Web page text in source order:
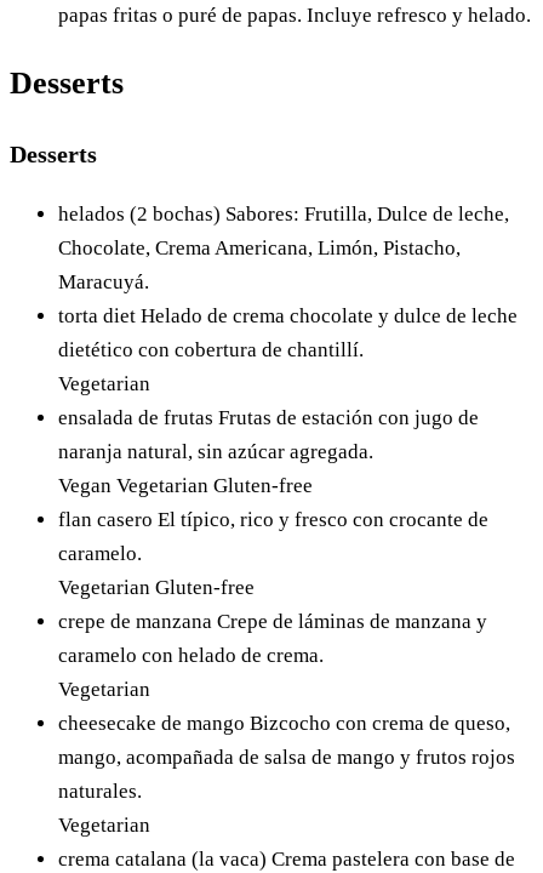
papas fritas o puré de papas. Incluye refresco y helado.
Desserts
Desserts
helados (2 bochas) Sabores: Frutilla, Dulce de leche,
Chocolate, Crema Americana, Limón, Pistacho,
Maracuyá.
torta diet Helado de crema chocolate y dulce de leche
dietético con cobertura de chantillí.
Vegetarian
ensalada de frutas Frutas de estación con jugo de
naranja natural, sin azúcar agregada.
Vegan Vegetarian Gluten-free
flan casero El típico, rico y fresco con crocante de
caramelo.
Vegetarian Gluten-free
crepe de manzana Crepe de láminas de manzana y
caramelo con helado de crema.
Vegetarian
cheesecake de mango Bizcocho con crema de queso,
mango, acompañada de salsa de mango y frutos rojos
naturales.
Vegetarian
crema catalana (la vaca) Crema pastelera con base de